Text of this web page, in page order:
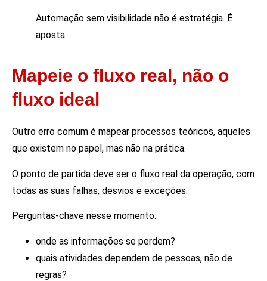
Automação sem visibilidade não é estratégia. É
aposta.
Mapeie o fluxo real, não o
fluxo ideal
Outro erro comum é mapear processos teóricos, aqueles
que existem no papel, mas não na prática.
O ponto de partida deve ser o fluxo real da operação, com
todas as suas falhas, desvios e exceções.
Perguntas-chave nesse momento:
onde as informações se perdem?
quais atividades dependem de pessoas, não de
regras?